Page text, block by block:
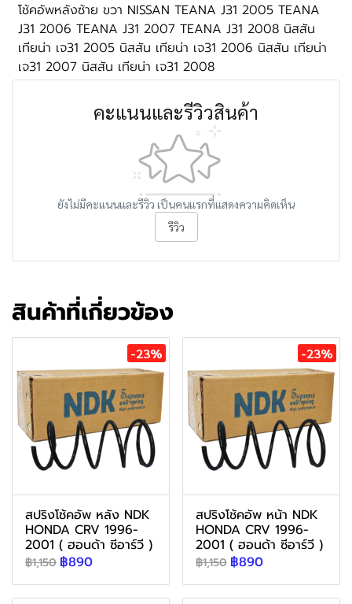
โช้คอัพหลังซ้าย ขวา NISSAN TEANA J31 2005 TEANA
J31 2006 TEANA J31 2007 TEANA J31 2008 นิสสัน
เทียน่า เจ31 2005 นิสสัน เทียน่า เจ31 2006 นิสสัน เทียน่า
เจ31 2007 นิสสัน เทียน่า เจ31 2008
คะแนนและรีวิวสินค้า
ยังไม่มีคะแนนและรีวิว เป็นคนแรกที่แสดงความคิดเห็น
รีวิว
สินค้าที่เกี่ยวข้อง
-23%
สปริงโช้คอัพ หลัง NDK
HONDA CRV 1996-
2001 ( ฮอนด้า ซีอาร์วี )
฿1,150 ฿890
-23%
สปริงโช้คอัพ หน้า NDK
HONDA CRV 1996-
2001 ( ฮอนด้า ซีอาร์วี )
฿1,150 ฿890